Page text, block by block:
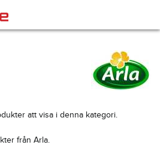
att visa i denna kategori.
från Arla.